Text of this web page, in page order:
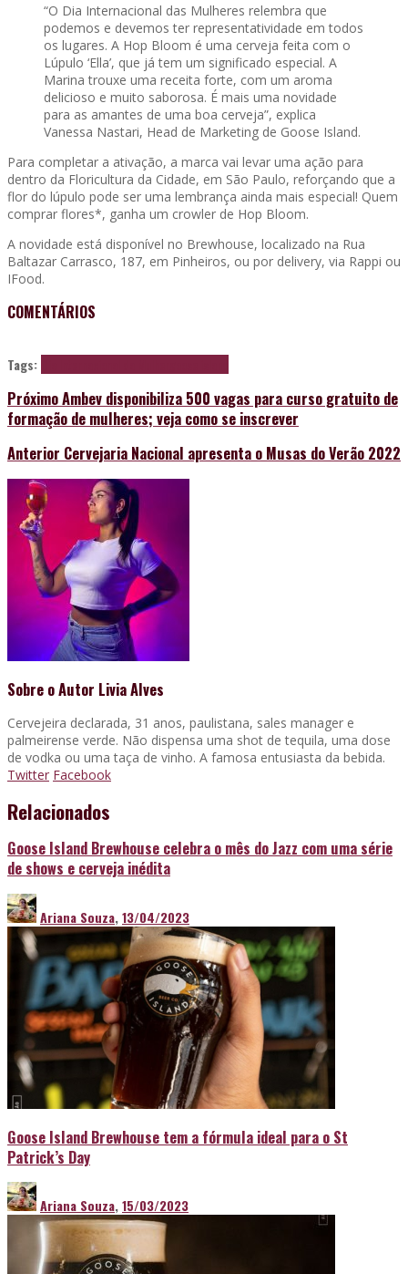
“O Dia Internacional das Mulheres relembra que
podemos e devemos ter representatividade em todos
os lugares. A Hop Bloom é uma cerveja feita com o
Lúpulo ‘Ella’, que já tem um significado especial. A
Marina trouxe uma receita forte, com um aroma
delicioso e muito saborosa. É mais uma novidade
para as amantes de uma boa cerveja”, explica
Vanessa Nastari, Head de Marketing de Goose Island.
Para completar a ativação, a marca vai levar uma ação para
dentro da Floricultura da Cidade, em São Paulo, reforçando que a
flor do lúpulo pode ser uma lembrança ainda mais especial! Quem
comprar flores*, ganha um crowler de Hop Bloom.
A novidade está disponível no Brewhouse, localizado na Rua
Baltazar Carrasco, 187, em Pinheiros, ou por delivery, via Rappi ou
IFood.
COMENTÁRIOS
Tags:
PróximoAmbev disponibiliza 500 vagas para curso gratuito de
formação de mulheres; veja como se inscrever
Anterior Cervejaria Nacional apresenta o Musas do Verão 2022
Sobre o Autor Livia Alves
Cervejeira declarada, 31 anos, paulistana, sales manager e
palmeirense verde. Não dispensa uma shot de tequila, uma dose
de vodka ou uma taça de vinho. A famosa entusiasta da bebida.
Twitter Facebook
Relacionados
Goose Island Brewhouse celebra o mês do Jazz com uma série
de shows e cerveja inédita
Ariana Souza,13/04/2023
Goose Island Brewhouse tem a fórmula ideal para o St
Patrick’s Day
Ariana Souza,15/03/2023